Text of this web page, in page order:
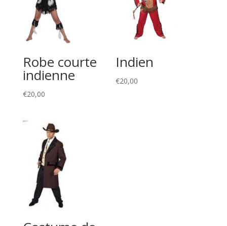
Robe courte
indienne
€20,00
Indien
€20,00